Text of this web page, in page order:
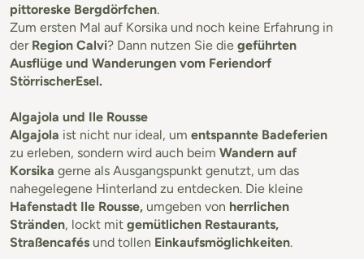
pittoreske Bergdörfchen.
Zum ersten Mal auf Korsika und noch keine Erfahrung in
der Region Calvi? Dann nutzen Sie die geführten
Ausflüge und Wanderungen vom Feriendorf
StörrischerEsel.
Algajola und Ile Rousse
Algajola ist nicht nur ideal, um entspannte Badeferien
zu erleben, sondern wird auch beim Wandern auf
Korsika gerne als Ausgangspunkt genutzt, um das
nahegelegene Hinterland zu entdecken. Die kleine
Hafenstadt Ile Rousse, umgeben von herrlichen
Stränden, lockt mit gemütlichen Restaurants,
Straßencafés und tollen Einkaufsmöglichkeiten.